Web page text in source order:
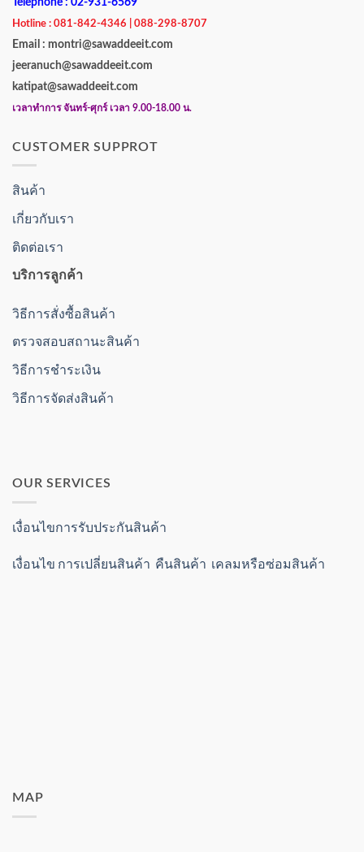
Hotline : 081-842-4346 | 088-298-8707
Email : montri@sawaddeeit.com
jeeranuch@sawaddeeit.com
katipat@sawaddeeit.com
เวลาทำการ จันทร์-ศุกร์ เวลา 9.00-18.00 น.
CUSTOMER SUPPROT
สินค้า
เกี่ยวกับเรา
ติดต่อเรา
บริการลูกค้า
วิธีการสั่งซื้อสินค้า
ตรวจสอบสถานะสินค้า
วิธีการชำระเงิน
วิธีการจัดส่งสินค้า
OUR SERVICES
เงื่อนไขการรับประกันสินค้า
เงื่อนไข การเปลี่ยนสินค้า คืนสินค้า เคลมหรือซ่อมสินค้า
MAP